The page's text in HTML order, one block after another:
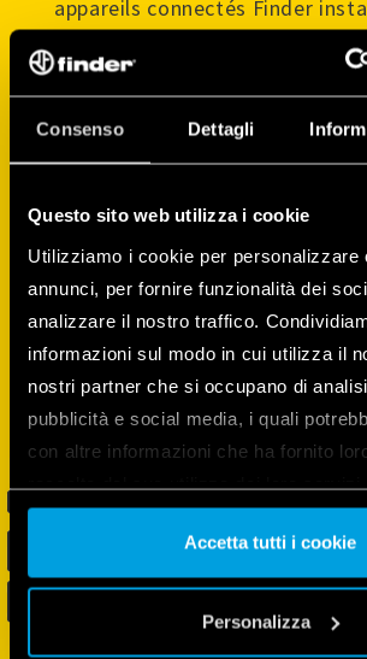
Consenso Dettagli
Questo sito web utilizza i cookie
Utilizziamo i cookie per personalizzare
annunci, per fornire funzionalità dei
analizzare il nostro traffico.
informazioni sul modo in cui utilizza il
nostri partner che si occupano di
pubblicità e social media, i quali
con altre informazioni che ha fornito
nostri cookie se continua ad utilizzare
Vai alla Cookie Policy completa
Accetta tutti i cookie
Personalizza
appareils connectés Finder
Utilisez-la pour créer l’ambiance
parfaite pour votre maison,
programmer votre thermostat
contrôler, de manière simple et
lumières et vos volets roulants.